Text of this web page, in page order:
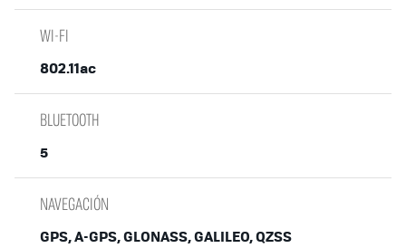
WI-FI
802.11ac
BLUETOOTH
5
NAVEGACIÓN
GPS, A-GPS, GLONASS, GALILEO, QZSS